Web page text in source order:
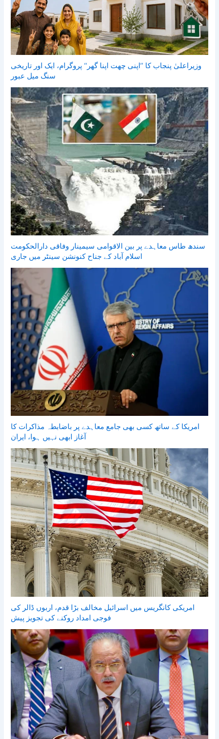
وزیراعلیٰ پنجاب کا ’’اپنی چھت اپنا گھر‘‘ پروگرام، ایک اور تاریخی
سنگ میل عبور
سندھ طاس معاہدے پر بین الاقوامی سیمینار وفاقی دارالحکومت
اسلام آباد کے جناح کنونشن سینٹر میں جاری
امریکا کے ساتھ کسی بھی جامع معاہدے پر باضابطہ مذاکرات کا
آغاز ابھی نہیں ہوا، ایران
امریکی کانگریس میں اسرائیل مخالف بڑا قدم، اربوں ڈالر کی
فوجی امداد روکنے کی تجویز پیش